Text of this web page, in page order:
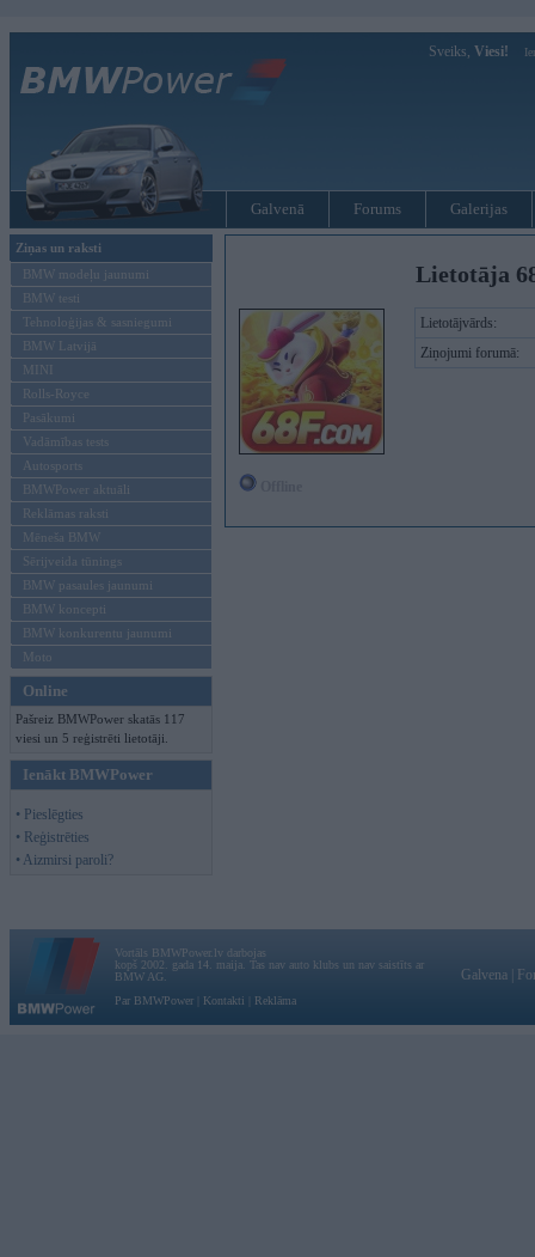
Sveiks, Viesi!
Galvenā Forums Galerijas
Ziņas un raksti
BMW modeļu jaunumi
BMW testi
Tehnoloģijas & sasniegumi
BMW Latvijā
MINI
Rolls-Royce
Pasākumi
Vadāmības tests
Autosports
BMWPower aktuāli
Reklāmas raksti
Mēneša BMW
Sērijveida tūnings
BMW pasaules jaunumi
BMW koncepti
BMW konkurentu jaunumi
Moto
Online
Pašreiz BMWPower skatās 117
viesi un 5 reģistrēti lietotāji.
Ienākt BMWPower
• Pieslēgties
• Reģistrēties
• Aizmirsi paroli?
Lietotāja
Lietotājvārds:
Ziņojumi forumā:
Vortāls BMWPower.lv darbojas
kopš 2002. gada 14. maija. Tas nav auto klubs un nav saistīts ar
BMW AG.
Par BMWPower
Kontakti Reklāma
Galvena